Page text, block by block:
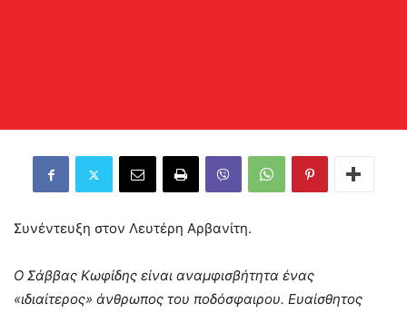
Συνέντευξη στον Λευτέρη Αρβανίτη.
Ο Σάββας Κωφίδης είναι αναμφισβήτητα ένας
«ιδιαίτερος» άνθρωπος του ποδόσφαιρου. Ευαίσθητος